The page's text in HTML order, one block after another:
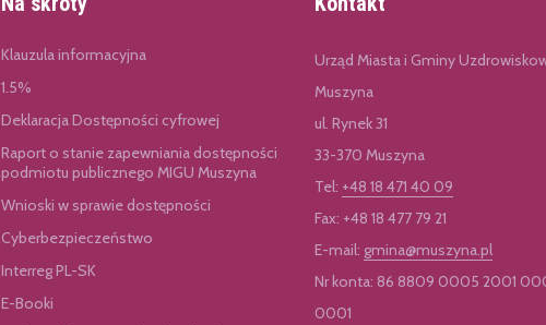
Klauzula informacyjna
1.5%
Deklaracja Dostępności cyfrowej
Raport o stanie zapewniania dostępności
podmiotu publicznego MIGU Muszyna
Wnioski w sprawie dostępności
Cyberbezpieczeństwo
Interreg PL-SK
E-Booki
Urząd Miasta i Gminy
Muszyna
ul. Rynek 31
33-370 Muszyna
Tel: +48 18 471 40 09
Fax: +48 18 477 79 21
E-mail: gmina@muszyna.pl
Nr konta: 86 8809 0005 2001
0001